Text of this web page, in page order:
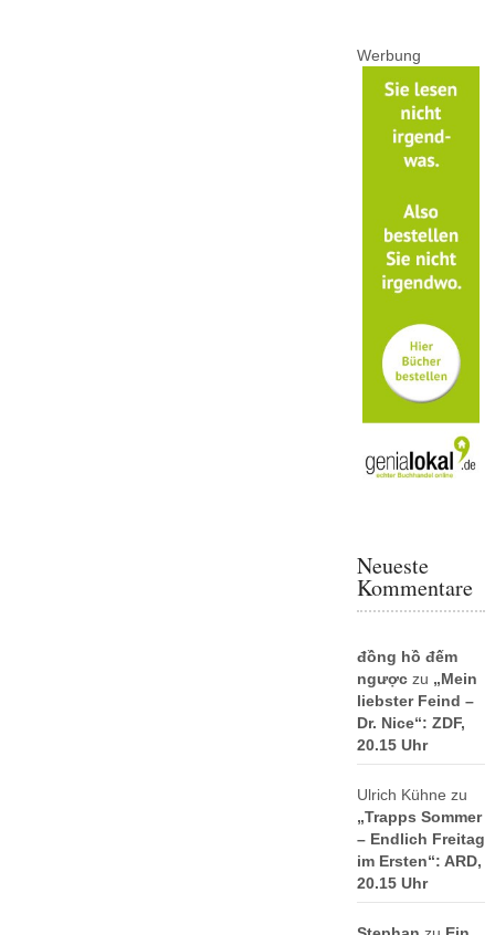
Werbung
Neueste
Kommentare
đồng hồ đếm
ngượczu „Mein
liebster Feind –
Dr. Nice“: ZDF,
20.15 Uhr
Ulrich Kühne zu
„Trapps Sommer
– Endlich Freitag
im Ersten“: ARD,
20.15 Uhr